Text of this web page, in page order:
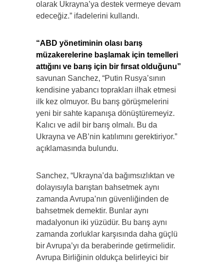
olarak Ukrayna’ya destek vermeye devam
edeceğiz.” ifadelerini kullandı.
“ABD yönetiminin olası barış
müzakerelerine başlamak için temelleri
attığını ve barış için bir fırsat olduğunu”
savunan Sanchez, “Putin Rusya’sının
kendisine yabancı toprakları ilhak etmesi
ilk kez olmuyor. Bu barış görüşmelerini
yeni bir sahte kapanışa dönüştüremeyiz.
Kalıcı ve adil bir barış olmalı. Bu da
Ukrayna ve AB’nin katılımını gerektiriyor.”
açıklamasında bulundu.
Sanchez, “Ukrayna’da bağımsızlıktan ve
dolayısıyla barıştan bahsetmek aynı
zamanda Avrupa’nın güvenliğinden de
bahsetmek demektir. Bunlar aynı
madalyonun iki yüzüdür. Bu barış aynı
zamanda zorluklar karşısında daha güçlü
bir Avrupa’yı da beraberinde getirmelidir.
Avrupa Birliğinin oldukça belirleyici bir